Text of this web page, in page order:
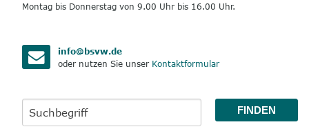
Montag bis Donnerstag von 9.00 Uhr bis 16.00 Uhr.
info@bsvw.de
oder nutzen Sie unser Kontaktformular